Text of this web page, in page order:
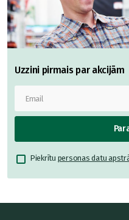
Uzzini pirmais par akcijām
Piekrītu personas datu